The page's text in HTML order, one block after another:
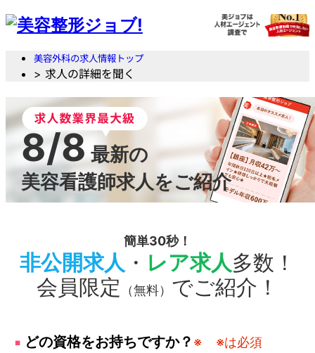
美容外科の求人情報トップ
> 求人の詳細を聞く
8/8最新の
美容看護師求人をご紹介
簡単30秒！
非公開求人 ・ レア求人多数！
会員限定
（無料） でご紹介！
どの資格をお持ちですか？ ※ ※は必須